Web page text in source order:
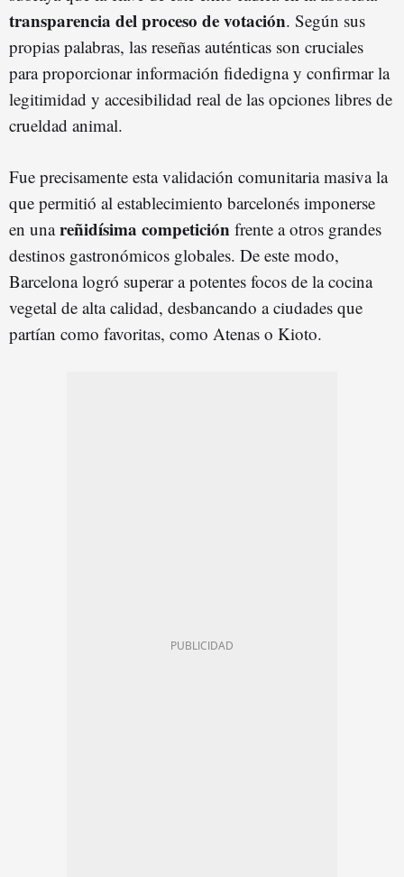
transparencia del proceso de votación. Según sus
propias palabras, las reseñas auténticas son cruciales
para proporcionar información fidedigna y confirmar la
legitimidad y accesibilidad real de las opciones libres de
crueldad animal.
Fue precisamente esta validación comunitaria masiva la
que permitió al establecimiento barcelonés imponerse
en unareñidísima competición frente a otros grandes
destinos gastronómicos globales. De este modo,
Barcelona logró superar a potentes focos de la cocina
vegetal de alta calidad, desbancando a ciudades que
partían como favoritas, como Atenas o Kioto.